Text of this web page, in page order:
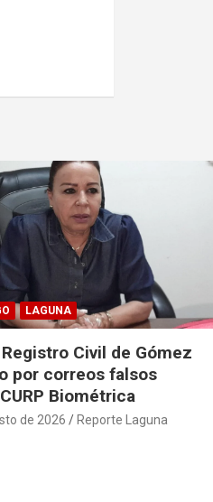
LAGUNA
Civil de Gómez
por correos falsos
Biométrica
de 2026 Reporte Laguna